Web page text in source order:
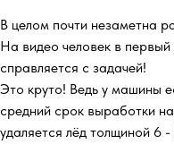
В целом почти незаметна
На видео человек в
справляется с задачей!
Это круто! Ведь у машины
средний срок выработки
удаляется лёд толщиной 6